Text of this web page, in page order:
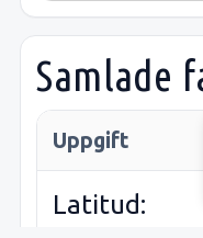
Samlade
Uppgift
Latitud: